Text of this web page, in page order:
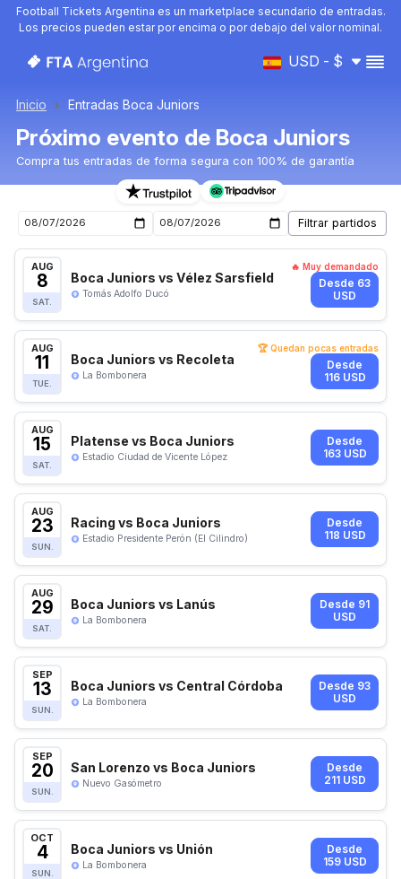
Football Tickets Argentina es un marketplace secundario de entradas.
Los precios pueden estar por encima o por debajo del valor nominal.
USD - $
Inicio Entradas Boca Juniors
Próximo evento de Boca Juniors
Compra tus entradas de forma segura con 100% de garantía
Entradas para el próximo evento de Boca Juniors
AUG
8
SAT.
Boca Juniors vs Vélez Sarsfield
Tomás Adolfo Ducó
🔥 Muy demandado
Desde 63
USD
AUG
11
TUE.
Boca Juniors vs Recoleta
La Bombonera
🏆 Quedan pocas entradas
Desde
116 USD
AUG
15
SAT.
Platense vs Boca Juniors
Estadio Ciudad de Vicente López
Desde
163 USD
AUG
23
SUN.
Racing vs Boca Juniors
Estadio Presidente Perón (El Cilindro)
Desde
118 USD
AUG
29
SAT.
Boca Juniors vs Lanús
La Bombonera
Desde 91
USD
SEP
13
SUN.
Boca Juniors vs Central Córdoba
La Bombonera
Desde 93
USD
SEP
20
SUN.
San Lorenzo vs Boca Juniors
Nuevo Gasómetro
Desde
211 USD
OCT
4
SUN.
Boca Juniors vs Unión
La Bombonera
Desde
159 USD